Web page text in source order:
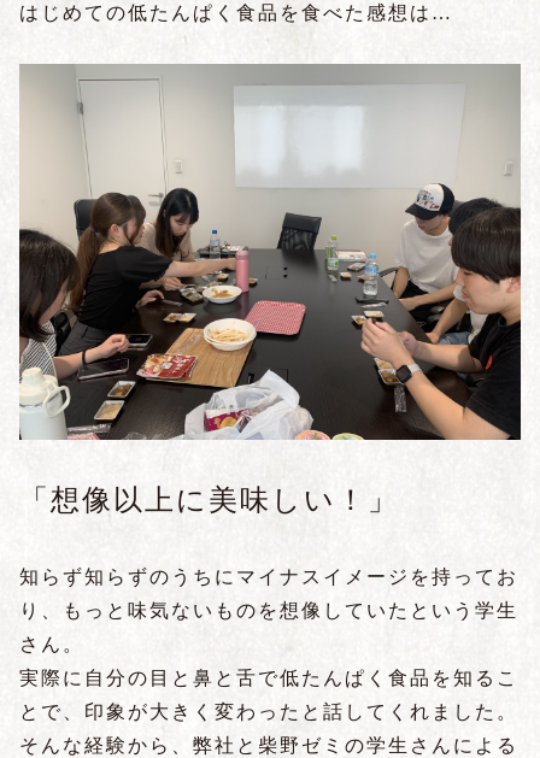
はじめての低たんぱく食品を食べた感想は…
「想像以上に美味しい！」
知らず知らずのうちにマイナスイメージを持ってお
り、もっと味気ないものを想像していたという学生
さん。
実際に自分の目と鼻と舌で低たんぱく食品を知るこ
とで、印象が大きく変わったと話してくれました。
そんな経験から、弊社と柴野ゼミの学生さんによる